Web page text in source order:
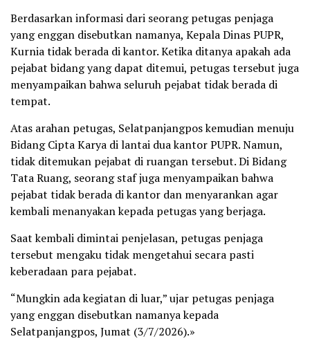
Berdasarkan informasi dari seorang petugas penjaga
yang enggan disebutkan namanya, Kepala Dinas PUPR,
Kurnia tidak berada di kantor. Ketika ditanya apakah ada
pejabat bidang yang dapat ditemui, petugas tersebut juga
menyampaikan bahwa seluruh pejabat tidak berada di
tempat.
Atas arahan petugas, Selatpanjangpos kemudian menuju
Bidang Cipta Karya di lantai dua kantor PUPR. Namun,
tidak ditemukan pejabat di ruangan tersebut. Di Bidang
Tata Ruang, seorang staf juga menyampaikan bahwa
pejabat tidak berada di kantor dan menyarankan agar
kembali menanyakan kepada petugas yang berjaga.
Saat kembali dimintai penjelasan, petugas penjaga
tersebut mengaku tidak mengetahui secara pasti
keberadaan para pejabat.
“Mungkin ada kegiatan di luar,” ujar petugas penjaga
yang enggan disebutkan namanya kepada
Selatpanjangpos, Jumat (3/7/2026).»